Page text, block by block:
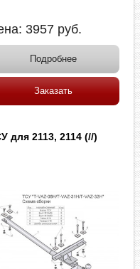
3957 руб.
Подробнее
Заказать
для 2113, 2114 (//)